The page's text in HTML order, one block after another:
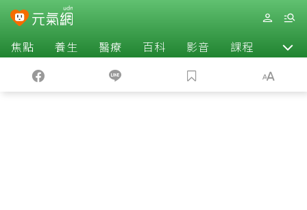
焦點 養生 醫療 百科 影音 課程 退休